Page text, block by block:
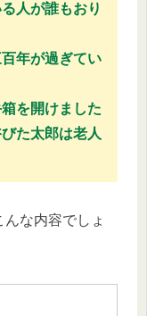
人が誰もおり
年が過ぎてい
を開けました
た太郎は老人
な内容でしょ